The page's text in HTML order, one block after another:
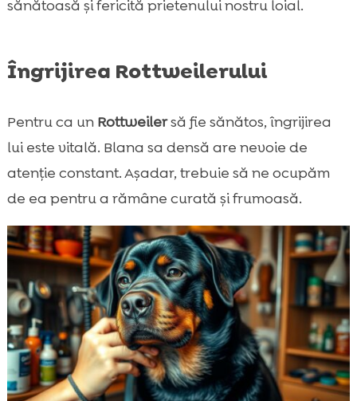
sănătoasă și fericită prietenului nostru loial.
Îngrijirea Rottweilerului
Pentru ca un Rottweilersă fie sănătos, îngrijirea
lui este vitală. Blana sa densă are nevoie de
atenție constant. Așadar, trebuie să ne ocupăm
de ea pentru a rămâne curată și frumoasă.